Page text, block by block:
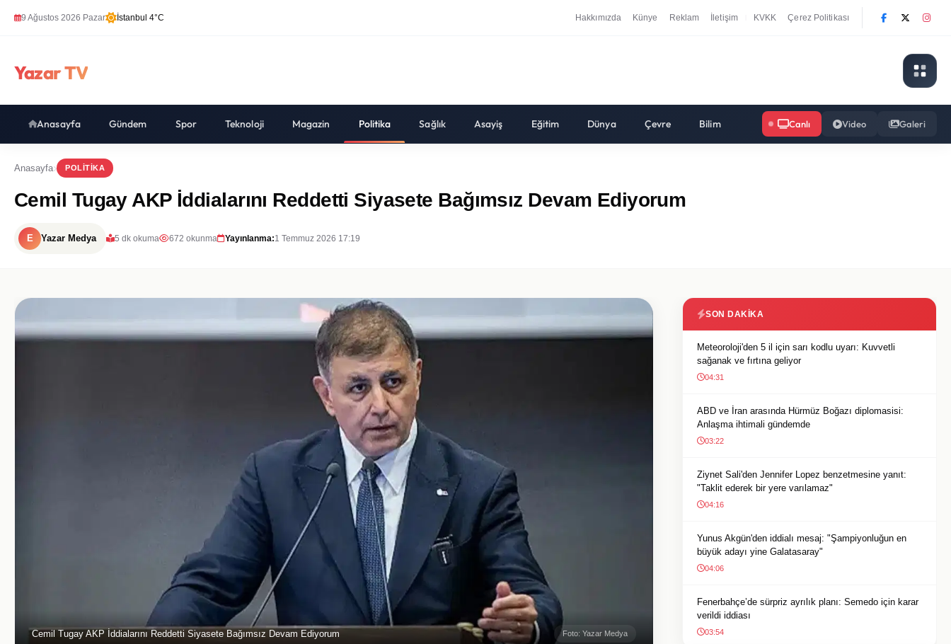
9 Ağustos 2026 Pazar İstanbul 4°C Hakkımızda Künye Reklam İletişim KVKK Çerez Politikası
Yazar TV
Anasayfa Gündem Spor Teknoloji Magazin Politika Sağlık Asayiş Eğitim Dünya Çevre Bilim Canlı Video Galeri
Anasayfa POLITIKA
Cemil Tugay AKP İddialarını Reddetti Siyasete Bağımsız Devam Ediyorum
E Yazar Medya 5 dk okuma 672 okunma Yayınlanma:1 Temmuz 2026 17:19
Cemil Tugay AKP İddialarını Reddetti Siyasete Bağımsız Devam Ediyorum Foto: Yazar Medya
SON DAKIKA
Meteoroloji'den 5 il için sarı kodlu uyarı: Kuvvetli
sağanak ve fırtına geliyor
04:31
ABD ve İran arasında Hürmüz Boğazı diplomasisi:
Anlaşma ihtimali gündemde
03:22
Ziynet Sali'den Jennifer Lopez benzetmesine yanıt:
"Taklit ederek bir yere varılamaz"
04:16
Yunus Akgün'den iddialı mesaj: "Şampiyonluğun en
büyük adayı yine Galatasaray"
04:06
Fenerbahçe’de sürpriz ayrılık planı: Semedo için karar
verildi iddiası
03:54